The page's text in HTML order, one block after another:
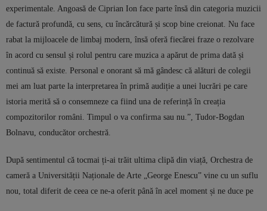
experimentale. Angoasă de Ciprian Ion face parte însă din categoria muzicii
de factură profundă, cu sens, cu încărcătură și scop bine creionat. Nu face
rabat la mijloacele de limbaj modern, însă oferă fiecărei fraze o rezolvare
în acord cu sensul și rolul pentru care muzica a apărut de prima dată și
continuă să existe. Personal e onorant să mă gândesc că alături de colegii
mei am luat parte la interpretarea în primă audiție a unei lucrări pe care
istoria merită să o consemneze ca fiind una de referință în creația
compozitorilor români. Timpul o va confirma sau nu.”, Tudor-Bogdan
Bolnavu, conducător orchestră.
După sentimentul că tocmai ți-ai trăit ultima clipă din viață, Orchestra de
cameră a Universității Naționale de Arte „George Enescu” vine cu un suflu
nou, total diferit de ceea ce ne-a oferit până în acel moment și ne duce pe